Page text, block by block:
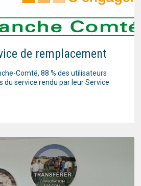
de remplacement
Comté, 88 % des utilisateurs
du service rendu par leur Service